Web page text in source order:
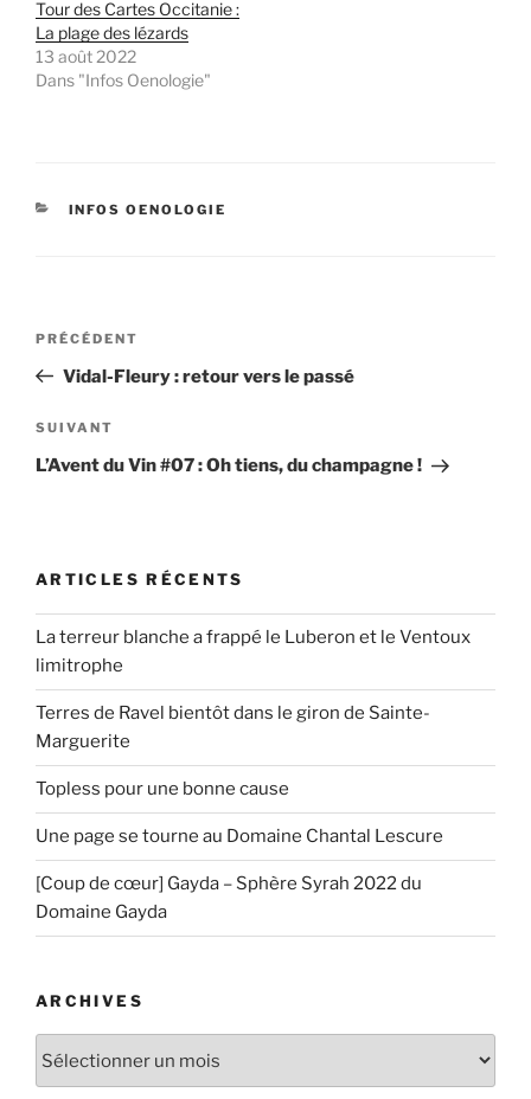
Tour des Cartes Occitanie :
La plage des lézards
13 août 2022
Dans "Infos Oenologie"
CATÉGORIES
INFOS OENOLOGIE
Navigation
l’article
Article
précédent
PRÉCÉDENT
Vidal-Fleury : retour vers le passé
Article
suivant
SUIVANT
L’Avent du Vin #07 : Oh tiens, du champagne !
ARTICLES RÉCENTS
La terreur blanche a frappé le Luberon et le Ventoux
limitrophe
Terres de Ravel bientôt dans le giron de Sainte-
Marguerite
Topless pour une bonne cause
Une page se tourne au Domaine Chantal Lescure
[Coup de cœur] Gayda – Sphère Syrah 2022 du
Domaine Gayda
ARCHIVES